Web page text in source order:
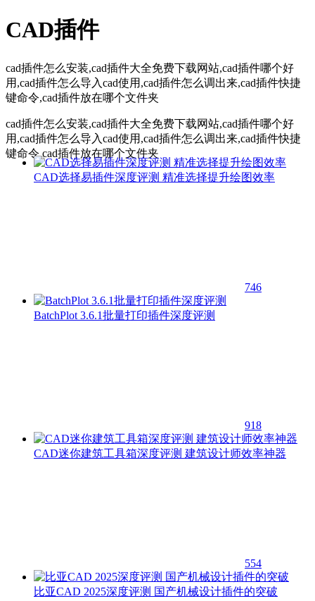
CAD插件
cad插件怎么安装,cad插件大全免费下载网站,cad插件哪个好
用,cad插件怎么导入cad使用,cad插件怎么调出来,cad插件快捷
键命令,cad插件放在哪个文件夹
cad插件怎么安装,cad插件大全免费下载网站,cad插件哪个好
用,cad插件怎么导入cad使用,cad插件怎么调出来,cad插件快捷
键命令,cad插件放在哪个文件夹
CAD选择易插件深度评测 精准选择提升绘图效率
746
BatchPlot 3.6.1批量打印插件深度评测
918
CAD迷你建筑工具箱深度评测 建筑设计师效率神器
554
比亚CAD 2025深度评测 国产机械设计插件的突破